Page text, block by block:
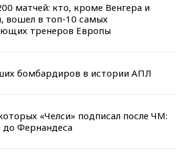
матчей: кто, кроме Венгера и
вошел в топ-10 самых
тренеров Европы
бомбардиров в истории АПЛ
«Челси» подписал после ЧМ:
до Фернандеса